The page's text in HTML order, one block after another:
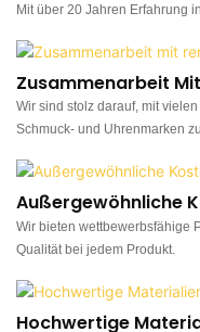
Mit über 20 Jahren Erfahrung
Zusammenarbeit
Wir sind stolz darauf, mit
Schmuck- und Uhrenmarken
Außergewöhnliche
Wir bieten wettbewerbsfähige
Qualität bei jedem Produkt.
Hochwertige